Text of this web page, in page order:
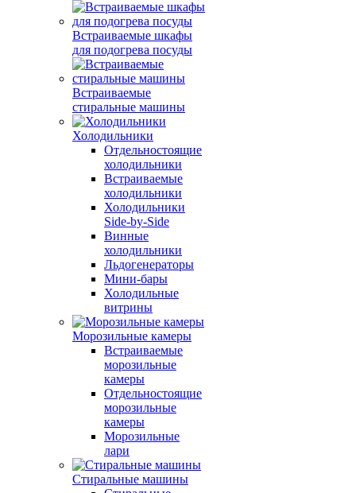
Встраиваемые шкафы
для подогрева посуды
Встраиваемые
стиральные машины
Холодильники
Отдельностоящие
холодильники
Встраиваемые
холодильники
Холодильники
Side-by-Side
Винные
холодильники
Льдогенераторы
Мини-бары
Холодильные
витрины
Морозильные камеры
Встраиваемые
морозильные
камеры
Отдельностоящие
морозильные
камеры
Морозильные
лари
Стиральные машины